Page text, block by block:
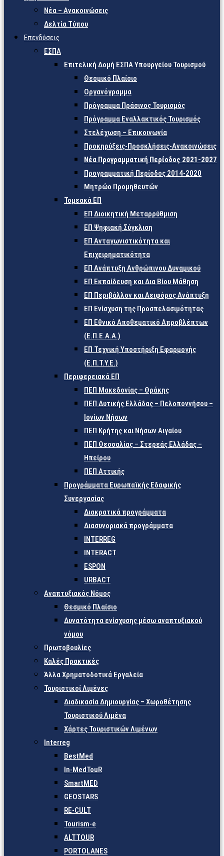
Νέα – Ανακοινώσεις
Δελτία Τύπου
Επενδύσεις
ΕΣΠΑ
Επιτελική Δομή ΕΣΠΑ Υπουργείου Τουρισμού
Θεσμικό Πλαίσιο
Οργανόγραμμα
Πρόγραμμα Πράσινος Τουρισμός
Πρόγραμμα Εναλλακτικός Τουρισμός
Στελέχωση – Επικοινωνία
Προκηρύξεις-Προσκλήσεις-Ανακοινώσεις
Νέα Προγραμματική Περίοδος 2021-2027
Προγραμματική Περίοδος 2014-2020
Μητρώο Προμηθευτών
Τομεακά ΕΠ
ΕΠ Διοικητική Μεταρρύθμιση
ΕΠ Ψηφιακή Σύγκλιση
ΕΠ Ανταγωνιστικότητα και
Επιχειρηματικότητα
ΕΠ Ανάπτυξη Ανθρώπινου Δυναμικού
ΕΠ Εκπαίδευση και Δια Βίου Μάθηση
ΕΠ Περιβάλλον και Αειφόρος Ανάπτυξη
ΕΠ Ενίσχυση της Προσπελασιμότητας
ΕΠ Εθνικό Αποθεματικό Απροβλέπτων
(Ε.Π.Ε.Α.Α.)
ΕΠ Τεχνική Υποστήριξη Εφαρμογής
(Ε.Π.Τ.Υ.Ε.)
Περιφερειακά ΕΠ
ΠΕΠ Μακεδονίας – Θράκης
ΠΕΠ Δυτικής Ελλάδας – Πελοποννήσου –
Ιονίων Νήσων
ΠΕΠ Κρήτης και Νήσων Αιγαίου
ΠΕΠ Θεσσαλίας – Στερεάς Ελλάδας –
Ηπείρου
ΠΕΠ Αττικής
Προγράμματα Ευρωπαϊκής Εδαφικής
Συνεργασίας
Διακρατικά προγράμματα
Διασυνοριακά προγράμματα
INTERREG
INTERACT
ESPON
URBACT
Αναπτυξιακός Νόμος
Θεσμικό Πλαίσιο
Δυνατότητα ενίσχυσης μέσω αναπτυξιακού
νόμου
Πρωτοβουλίες
Καλές Πρακτικές
Άλλα Χρηματοδοτικά Εργαλεία
Τουριστικοί Λιμένες
Διαδικασία Δημιουργίας – Χωροθέτησης
Τουριστικού Λιμένα
Χάρτες Τουριστικών Λιμένων
Interreg
BestMed
In-MedTouR
SmartMED
GEOSTARS
RE-CULT
Tourism-e
ALTTOUR
PORTOLANES